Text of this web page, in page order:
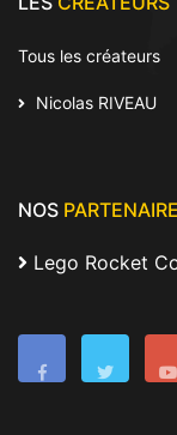
Tous les créateurs
Nicolas RIVEAU
NOS
Lego Rocket